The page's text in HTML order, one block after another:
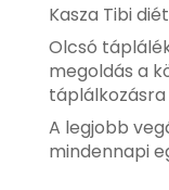
Kasza Tibi
Olcsó
megoldás a
táplálkozásra
A legjobb
mindennapi